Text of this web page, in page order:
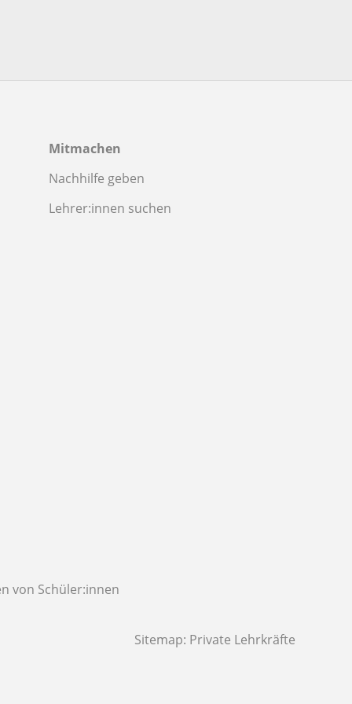
Mitmachen
Nachhilfe geben
Lehrer:innen suchen
von Schüler:innen
Sitemap: Private Lehrkräfte